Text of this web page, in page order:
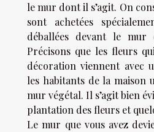
le mur dont il s’agit. On
sont achetées
déballées devant le
Précisons que les fleurs
décoration viennent avec
les habitants de la
mur végétal. Il s’agit bien
plantation des fleurs et
Le mur que vous avez